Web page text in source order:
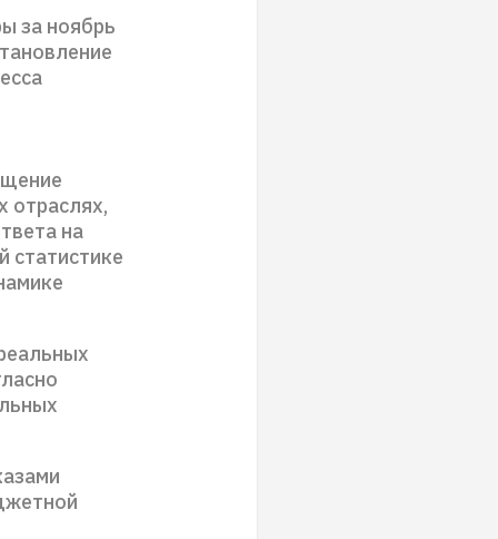
за ноябрь
отраслях,
на
статистике